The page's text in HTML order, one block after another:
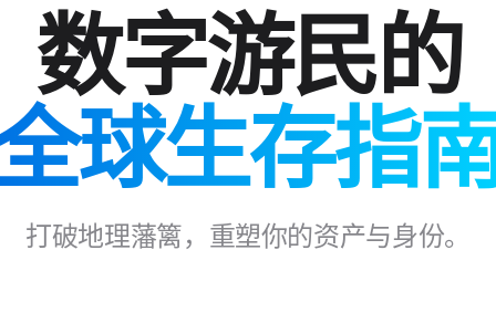
数字游民的
球生存指
打破地理藩篱，重塑你的资产与身份。